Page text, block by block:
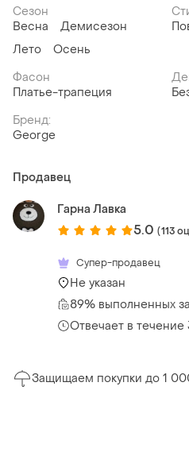
Сезон
Весна
Демисезон
Лето
Осень
Фасон
Платье-трапеция
Бренд:
George
Продавец
Гарна Лавка
5.0 (113
Супер-продавец
Не указан
89% выполненных
Отвечает в течение
Защищаем покупки до 1